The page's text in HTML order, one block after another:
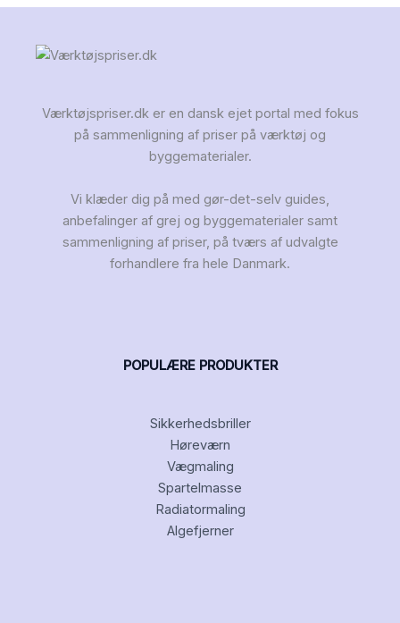
Værktøjspriser.dk er en dansk ejet portal med fokus
på sammenligning af priser på værktøj og
byggematerialer.
Vi klæder dig på med gør-det-selv guides,
anbefalinger af grej og byggematerialer samt
sammenligning af priser, på tværs af udvalgte
forhandlere fra hele Danmark.
POPULÆRE PRODUKTER
Sikkerhedsbriller
Høreværn
Vægmaling
Spartelmasse
Radiatormaling
Algefjerner